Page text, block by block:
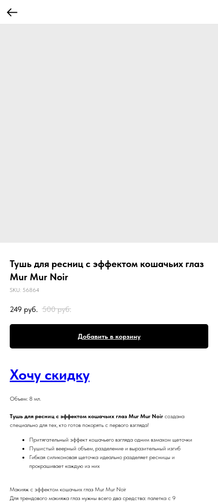
Тушь для ресниц с эффектом кошачьих глаз
Mur Mur Noir
SKU: 56864
249 руб. 500 руб.
Добавить в корзину
Хочу скидку
Объем: 8 мл.
Тушь для ресниц с эффектом кошачьих глаз Mur Mur Noir создана
специально для тех, кто готов покорять с первого взгляда!
Притягательный эффект кошачьего взгляда одним взмахом щеточки
Пушистый веерный объем, разделение и выразительный изгиб
Гибкая силиконовая щеточка идеально разделяет ресницы и
прокрашивает каждую из них
Макияж с эффектом кошачьих глаз Mur Mur Noir
Для трендового макияжа глаз нужны всего два средства: палетка с 9